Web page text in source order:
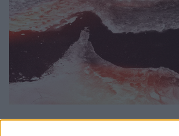
Κόσμος